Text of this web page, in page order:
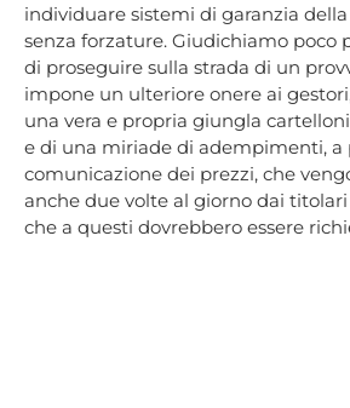
individuare sistemi di garanzia
senza forzature. Giudichiamo poco
di proseguire sulla strada di un
impone un ulteriore onere ai
una vera e propria giungla
e di una miriade di adempimenti, a
comunicazione dei prezzi, che
anche due volte al giorno dai
che a questi dovrebbero essere